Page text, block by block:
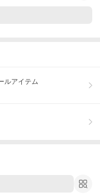
ルアイテム